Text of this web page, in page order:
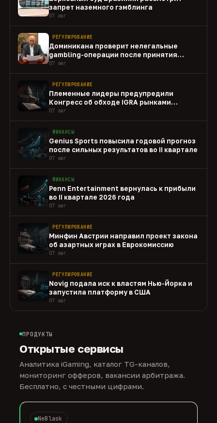
запрет наземного гэмблинга
07 авг
РЕГУЛИРОВАНИЕ
Доминикана проверит нелегальные
gambling-операции после принятия
закона
07 авг
РЕГУЛИРОВАНИЕ
Племенные лидеры предупредили
Конгресс об обходе IGRA рынками
прогнозов
07 авг
ФИНАНСЫ
Genius Sports повысила годовой прогноз
после сильных результатов во II квартале
07 авг
ФИНАНСЫ
Penn Entertainment вернулась к прибыли
во II квартале 2026 года
07 авг
РЕГУЛИРОВАНИЕ
Минфин Австрии направил проект закона
об азартных играх в Еврокомиссию
07 авг
РЕГУЛИРОВАНИЕ
Novig подала иск к властям Нью-Йорка и
запустила платформу в США
07 авг
ПРОДУКТЫ
Открытые сервисы
Аналитика iGaming, каталог TG-каналов,
мониторинг офферов, вакансии арбитража.
Бесплатно, с честными цифрами.
NeBlask